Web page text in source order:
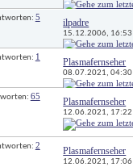
5 ilpadre
15.12.2006, 16:53
1 Plasmafernseher
08.07.2021, 04:30
65 Plasmafernseher
12.06.2021, 17:22
2 Plasmafernseher
12.06.2021, 17:06